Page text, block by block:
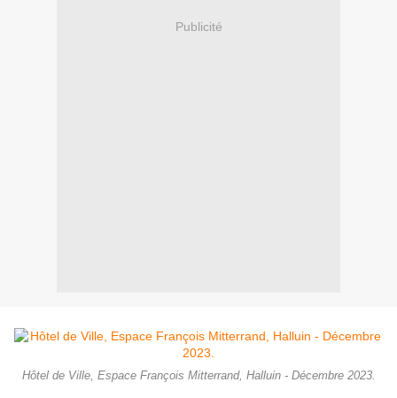
Publicité
Hôtel de Ville, Espace François Mitterrand, Halluin - Décembre 2023.